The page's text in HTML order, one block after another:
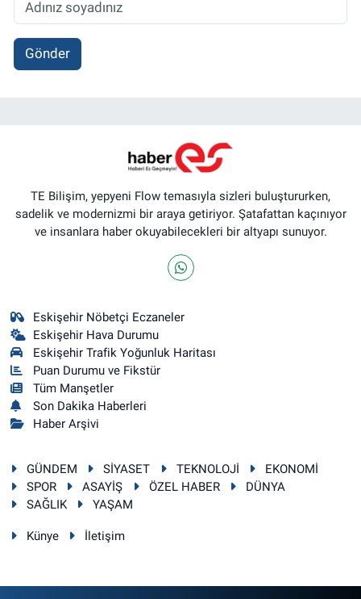
Gönder
TE Bilişim, yepyeni Flow temasıyla sizleri buluştururken,
sadelik ve modernizmi bir araya getiriyor. Şatafattan kaçınıyor
ve insanlara haber okuyabilecekleri bir altyapı sunuyor.
Eskişehir Nöbetçi Eczaneler
Eskişehir Hava Durumu
Eskişehir Trafik Yoğunluk Haritası
Puan Durumu ve Fikstür
Tüm Manşetler
Son Dakika Haberleri
Haber Arşivi
GÜNDEM SİYASET TEKNOLOJİ
EKONOMİ
SPOR
ASAYİŞ ÖZEL HABER
DÜNYA
SAĞLIK
YAŞAM
Künye İletişim